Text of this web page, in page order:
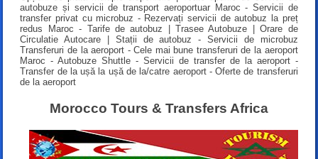
autobuze și servicii de transport aeroportuar Maroc - Servicii de
transfer privat cu microbuz - Rezervați servicii de autobuz la preț
redus Maroc - Tarife de autobuz | Trasee Autobuze | Orare de
Circulatie Autocare | Stații de autobuz - Servicii de microbuz
Transferuri de la aeroport - Cele mai bune transferuri de la aeroport
Maroc - Autobuze Shuttle - Servicii de transfer de la aeroport -
Transfer de la ușă la ușă de la/catre aeroport - Oferte de transferuri
de la aeroport
Morocco Tours & Transfers Africa